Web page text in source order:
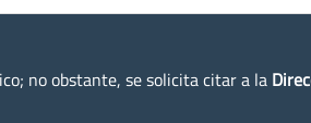
no obstante, se solicita citar a la